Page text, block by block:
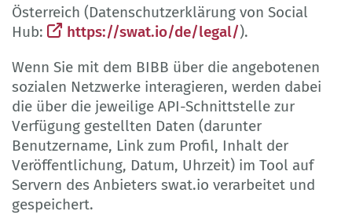
Österreich (Datenschutzerklärung von Social
Hub:
https://swat.io/de/legal/).
Wenn Sie mit dem BIBB über die angebotenen
sozialen Netzwerke interagieren, werden dabei
die über die jeweilige API-Schnittstelle zur
Verfügung gestellten Daten (darunter
Benutzername, Link zum Profil, Inhalt der
Veröffentlichung, Datum, Uhrzeit) im Tool auf
Servern des Anbieters swat.io verarbeitet und
gespeichert.